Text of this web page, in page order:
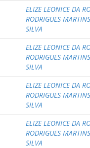
ELIZE LEONICE DA
RODRIGUES MARTINS
SILVA
ELIZE LEONICE DA
RODRIGUES MARTINS
SILVA
ELIZE LEONICE DA
RODRIGUES MARTINS
SILVA
ELIZE LEONICE DA
RODRIGUES MARTINS
SILVA